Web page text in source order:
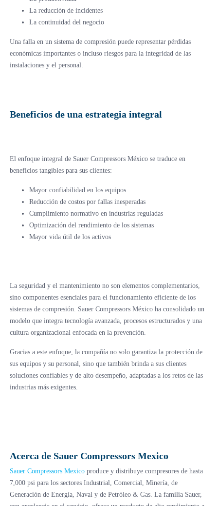
La reducción de incidentes
La continuidad del negocio
Una falla en un sistema de compresión puede representar pérdidas
económicas importantes o incluso riesgos para la integridad de las
instalaciones y el personal.
Beneficios de una estrategia integral
El enfoque integral de Sauer Compressors México se traduce en
beneficios tangibles para sus clientes:
Mayor confiabilidad en los equipos
Reducción de costos por fallas inesperadas
Cumplimiento normativo en industrias reguladas
Optimización del rendimiento de los sistemas
Mayor vida útil de los activos
La seguridad y el mantenimiento no son elementos complementarios,
sino componentes esenciales para el funcionamiento eficiente de los
sistemas de compresión. Sauer Compressors México ha consolidado un
modelo que integra tecnología avanzada, procesos estructurados y una
cultura organizacional enfocada en la prevención.
Gracias a este enfoque, la compañía no solo garantiza la protección de
sus equipos y su personal, sino que también brinda a sus clientes
soluciones confiables y de alto desempeño, adaptadas a los retos de las
industrias más exigentes.
Acerca de Sauer Compressors Mexico
Sauer Compressors Mexico produce y distribuye compresores de hasta
7,000 psi para los sectores Industrial, Comercial, Minería, de
Generación de Energía, Naval y de Petróleo & Gas. La familia Sauer,